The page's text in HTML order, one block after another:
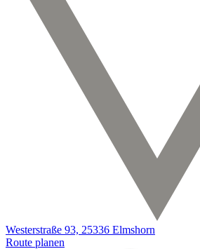
Westerstraße 93, 25336 Elmshorn
Route planen